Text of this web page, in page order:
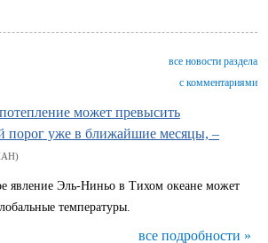
все новости раздела
с комментариями
может превысить
порог уже в ближайшие месяцы, –
явление Эль-Ниньо в Тихом океане может
температуры.
все подробности »